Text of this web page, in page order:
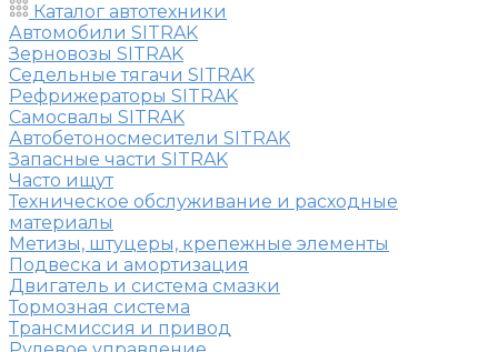
Каталог автотехники
Автомобили SITRAK
Зерновозы SITRAK
Седельные тягачи SITRAK
Рефрижераторы SITRAK
Самосвалы SITRAK
Автобетоносмесители SITRAK
Запасные части SITRAK
Часто ищут
Техническое обслуживание и расходные
материалы
Метизы, штуцеры, крепежные элементы
Подвеска и амортизация
Двигатель и система смазки
Тормозная система
Трансмиссия и привод